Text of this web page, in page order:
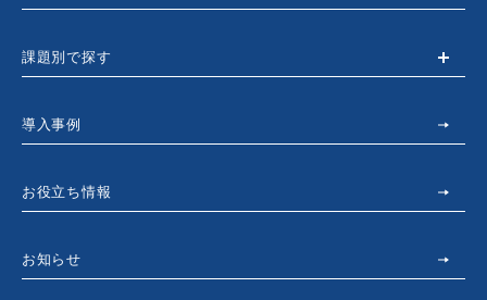
課題別で探す
導入事例
お役立ち情報
お知らせ